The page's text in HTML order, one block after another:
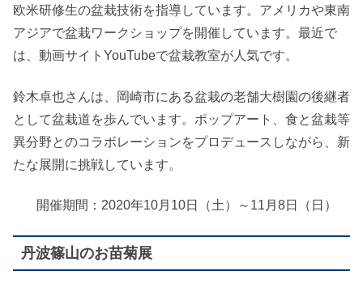
欧米研修生の盆栽技術を指導しています。アメリカや東南
アジアで盆栽ワークショップを開催しています。最近で
は、動画サイトYouTubeで盆栽教室が人気です。
鈴木卓也さんは、岡崎市にある盆栽の老舗大樹園の後継者
として盆栽道を歩んでいます。ポップアート、食と盆栽等
異分野とのコラボレーションをプロデュースしながら、新
たな展開に挑戦しています。
開催期間：2020年10月10日（土）～11月8日（日）
丹波篠山のお苗菊展